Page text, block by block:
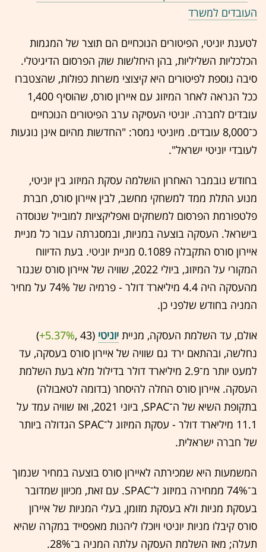
העובדים למשרד
לטענת יוניטי, הפיטורים הנוכחיים הם תוצר של המגמות
הכלכליות השליליות, בהן היחלשות שוק הפרסום הדיגיטלי.
סיבה נוספת לפיטורים היא קיצוצי משרות כפולות, שהצטברו
ככל הנראה לאחר המיזוג עם איירון סורס, שהוסיף 1,400
עובדים לחברה. יוניטי העסיקה ערב הפיטורים הנוכחיים
כ־8,000 עובדים. מיוניטי נמסר: "החדשות מהיום אינן נוגעות
לעובדי יוניטי ישראל".
בחודש נובמבר האחרון הושלמה עסקת המיזוג בין יוניטי,
מנוע התלת ממד למשחקי מחשב, לבין איירון סורס, חברת
פלטפורמת הפרסום למשחקים ואפליקציות למובייל שנוסדה
בישראל. העסקה בוצעה במניות, ובמסגרתה עבור כל מניית
איירון סורס התקבלה 0.1089 מניית יוניטי. בעת הדיווח
המקורי על המיזוג, ביולי 2022, שוויה של איירון סורס שנגזר
מהעסקה היה 4.4 מיליארד דולר - פרמיה של 74% על מחיר
המניה בחודש שלפני כן.
אולם, עד השלמת העסקה, מניית יוניטי (43 ,‎
+5.37%
‏)
נחלשה, ובהתאם ירד גם שוויה של איירון סורס בעסקה, עד
למעט יותר מ־2.9 מיליארד דולר בדילול מלא בעת השלמת
העסקה. איירון סורס החלה להיסחר (בדומה לטאבולה)
בתקופת השיא של ה־SPAC, ביוני 2021, ואז שוויה עמד על
11.1 מיליארד דולר - עסקת המיזוג ל־SPAC הגדולה ביותר
של חברה ישראלית.
המשמעות היא שמכירתה לאיירון סורס בוצעה במחיר שנמוך
ב־74% ממחירה במיזוג ל־SPAC. עם זאת, מכיוון שמדובר
בעסקת מניות ולא בעסקת מזומן, בעלי המניות של איירון
סורס קיבלו מניות יוניטי ויוכלו ליהנות מאפסייד במקרה שהיא
תעלה; מאז השלמת העסקה עלתה המניה ב־28%.